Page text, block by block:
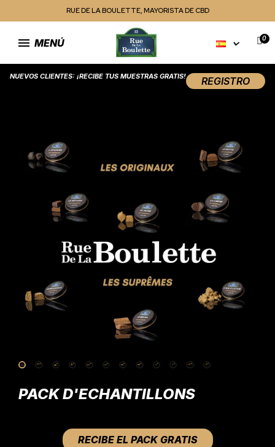
RUE DE LA BOULETTE, MAYORISTA DE CBD
MENÚ
NUEVOS CLIENTES: ¡RECIBE TUS MUESTRAS GRATIS! REGISTRO
PACK D'ECHANTILLONS
RECIBE EL PACK GRATIS